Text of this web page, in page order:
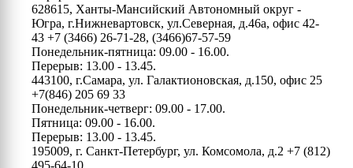
628615, Ханты-Мансийский Автономный округ -
Югра, г.Нижневартовск, ул.Северная, д.46а, офис 42-
43 +7 (3466) 26-71-28, (3466)67-57-59
Понедельник-пятница: 09.00 - 16.00.
Перерыв: 13.00 - 13.45.
443100, г.Самара, ул. Галактионовская, д.150, офис 25
+7(846) 205 69 33
Понедельник-четверг: 09.00 - 17.00.
Пятница: 09.00 - 16.00.
Перерыв: 13.00 - 13.45.
195009, г. Санкт-Петербург, ул. Комсомола, д.2 +7 (812)
495-64-10